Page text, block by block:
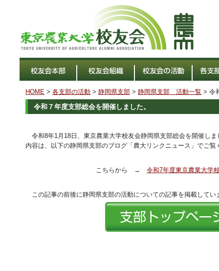
HOME > 各支部の活動 > 静岡県支部 > 静岡県支部 活動一覧 > 令
令和７年度支部総会を開催しました。
令和8年1月18日、東京農業大学校友会静岡県支部総会を開催しま
内容は、以下の静岡県支部のブログ「農大リンクニュース」でご覧
こちらから → 令和7年度東京農業大学
この記事の前後に静岡県支部の活動についての記事を掲載して